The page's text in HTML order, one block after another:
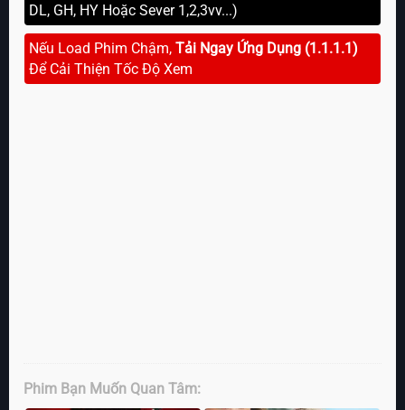
DL, GH, HY Hoặc Sever 1,2,3vv...)
Nếu Load Phim Chậm,Tải Ngay Ứng Dụng (1.1.1.1)
Để Cải Thiện Tốc Độ Xem
Phim Bạn Muốn Quan Tâm: